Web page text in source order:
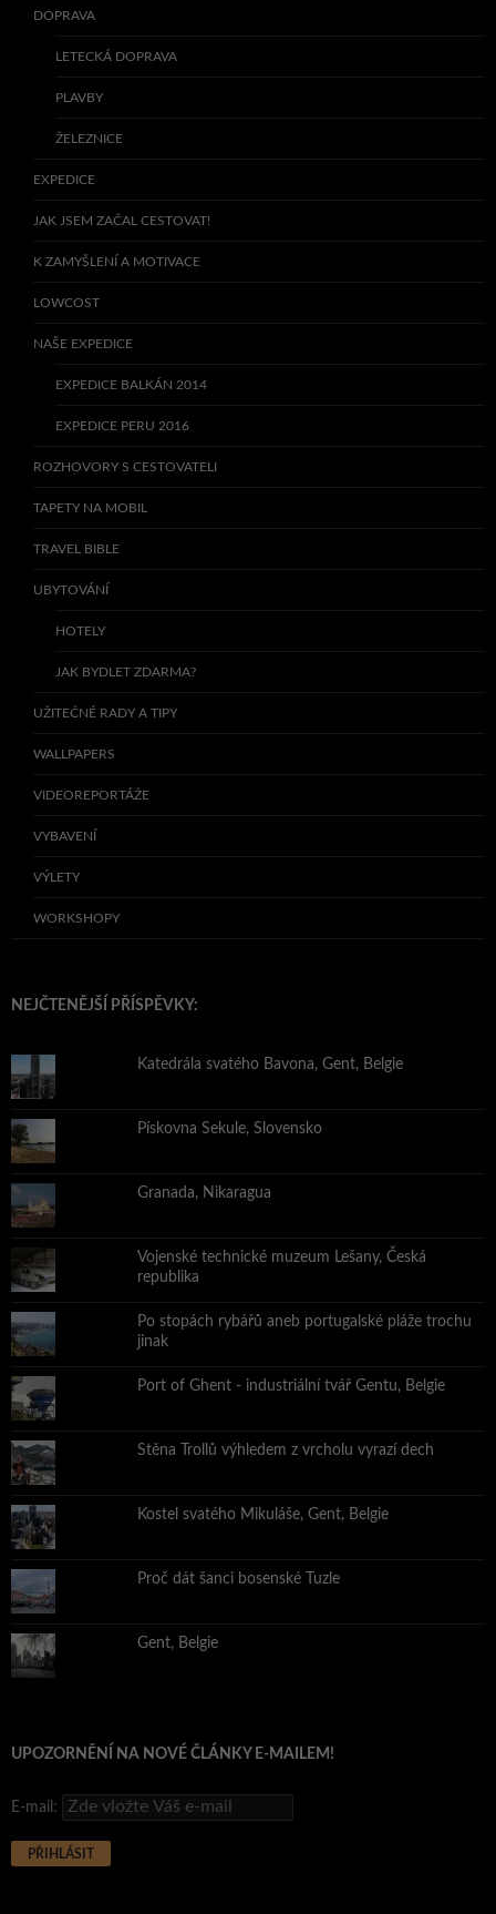
DOPRAVA
LETECKÁ DOPRAVA
PLAVBY
ŽELEZNICE
EXPEDICE
JAK JSEM ZAČAL CESTOVAT!
K ZAMYŠLENÍ A MOTIVACE
LOWCOST
NAŠE EXPEDICE
EXPEDICE BALKÁN 2014
EXPEDICE PERU 2016
ROZHOVORY S CESTOVATELI
TAPETY NA MOBIL
TRAVEL BIBLE
UBYTOVÁNÍ
HOTELY
JAK BYDLET ZDARMA?
UŽITEČNÉ RADY A TIPY
WALLPAPERS
VIDEOREPORTÁŽE
VYBAVENÍ
VÝLETY
WORKSHOPY
NEJČTENĚJŠÍ PŘÍSPĚVKY:
Katedrála svatého Bavona, Gent, Belgie
Pískovna Sekule, Slovensko
Granada, Nikaragua
Vojenské technické muzeum Lešany, Česká
republika
Po stopách rybářů aneb portugalské pláže trochu
jinak
Port of Ghent - industriální tvář Gentu, Belgie
Stěna Trollů výhledem z vrcholu vyrazí dech
Kostel svatého Mikuláše, Gent, Belgie
Proč dát šanci bosenské Tuzle
Gent, Belgie
UPOZORNĚNÍ NA NOVÉ ČLÁNKY E-MAILEM!
E-mail: